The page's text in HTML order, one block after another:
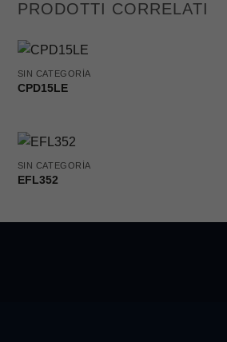
PRODOTTI CORRELATI
SIN CATEGORÍA
CPD15LE
SIN CATEGORÍA
EFL352